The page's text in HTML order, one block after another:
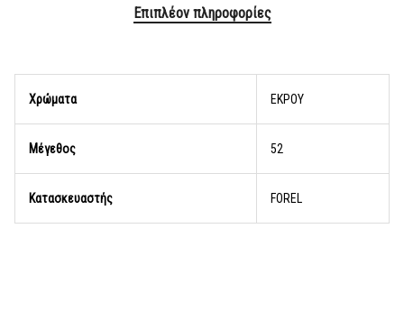
Επιπλέον πληροφορίες
Χρώματα EKΡOY
Μέγεθος 52
Κατασκευαστής FOREL